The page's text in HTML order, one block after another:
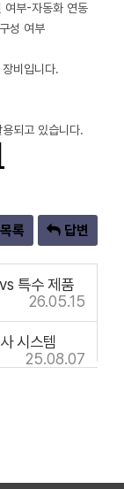
여부-자동화 연동
성 여부
비입니다.
되고 있습니다.
목록 답변
특수 제품
26.05.15
시스템
25.08.07